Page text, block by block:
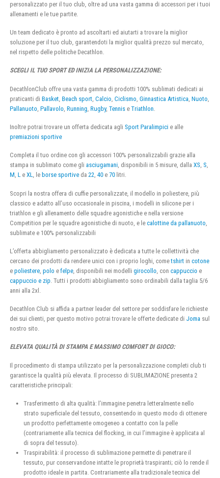
personalizzato per il tuo club, oltre ad una vasta gamma di accessori per i tuoi
allenamenti e le tue partite.
Un team dedicato è pronto ad ascoltarti ed aiutarti a trovare la miglior
soluzione per il tuo club, garantendoti la miglior qualità prezzo sul mercato,
nel rispetto delle politiche Decathlon.
SCEGLI IL TUO SPORT ED INIZIA LA PERSONALIZZAZIONE:
DecathlonClub offre una vasta gamma di prodotti 100% sublimati dedicati ai
praticanti di Basket Beach sport Calcio Ciclismo Ginnastica Artistica Nuoto
Pallanuoto Pallavolo Running Rugby, Tennis e Triathlon
Inoltre potrai trovare un offerta dedicata agli Sport Paralimpici e alle
premiazioni sportive
Completa il tuo ordine con gli accessori 100% personalizzabili grazie alla
stampa in sublimato come gli asciugamani, disponibili in 5 misure, dalla XS, S,
M, L e XL, le borse sportive da 22, 40 e 70 litri.
Scopri la nostra offera di cuffie personalizzate, il modello in poliestere, più
classico e adatto all’uso occasionale in piscina, i modelli in silicone per i
triathlon e gli allenamento delle squadre agonistiche e nella versione
Competition per le squadre agonistiche di nuoto, e le calottine da pallanuoto
sublimate e 100% personalizzabili
L’offerta abbigliamento personalizzato è dedicata a tutte le collettività che
cercano dei prodotti da rendere unici con i proprio loghi, cometshirt in cotone
e poliestere polo e felpe , disponibili nei modelli girocollo , con cappuccio e
cappuccio e zip . Tutti i prodotti abbigliamento sono ordinabili dalla taglia 5/6
anni alla 2xl.
Decathlon Club si affida a partner leader del settore per soddisfare le richieste
dei sui clienti, per questo motivo potrai trovare le offerte dedicate di Joma sul
nostro sito.
ELEVATA QUALITÀ DI STAMPA E MASSIMO COMFORT DI GIOCO:
Il procedimento di stampa utilizzato per la personalizzazione completi club ti
garantisce la qualità più elevata. Il processo di SUBLIMAZIONE presenta 2
caratteristiche principali:
Trasferimento di alta qualità: l’immagine penetra letteralmente nello
strato superficiale del tessuto, consentendo in questo modo di ottenere
un prodotto perfettamente omogeneo a contatto con la pelle
(contrariamente alla tecnica del flocking, in cui l’immagine è applicata al
di sopra del tessuto).
Traspirabilità: il processo di sublimazione permette di penetrare il
tessuto, pur conservandone intatte le proprietà traspiranti; ciò lo rende il
prodotto ideale in partita. Contrariamente alla tradizionale tecnica del